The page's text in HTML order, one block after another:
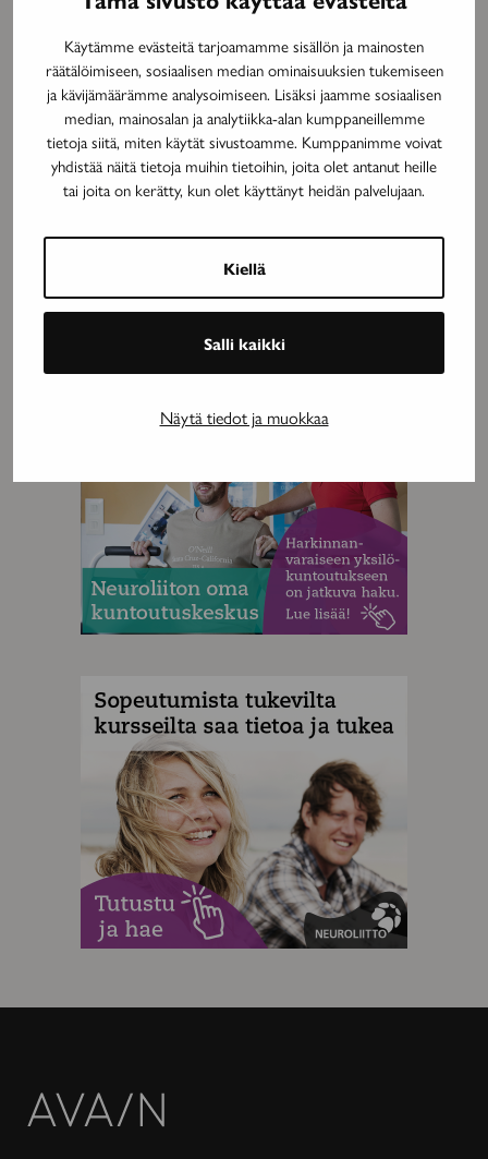
Käytämme evästeitä tarjoamamme sisällön ja mainosten
räätälöimiseen, sosiaalisen median ominaisuuksien tukemiseen
ja kävijämäärämme analysoimiseen. Lisäksi jaamme sosiaalisen
median, mainosalan ja analytiikka-alan kumppaneillemme
tietoja siitä, miten käytät sivustoamme. Kumppanimme voivat
yhdistää näitä tietoja muihin tietoihin, joita olet antanut heille
tai joita on kerätty, kun olet käyttänyt heidän palvelujaan.
Kiellä
Salli kaikki
Näytä tiedot ja muokkaa
MAINOS
MAINOS
Avain-
lehti